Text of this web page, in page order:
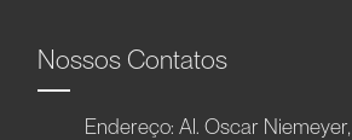
Nossos Contatos
Endereço: Al. Oscar